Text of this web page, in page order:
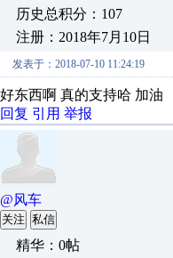
历史总积分：107
注册：2018年7月10日
发表于：2018-07-10 11:24:19
好东西啊 真的支持哈 加油
回复 引用 举报
@风车
关注 私信
精华：0帖